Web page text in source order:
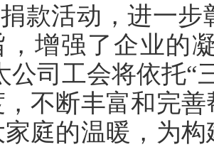
款活动，进一
，增强了企业的
公司工会将依托“
不断丰富和完
庭的温暖，为